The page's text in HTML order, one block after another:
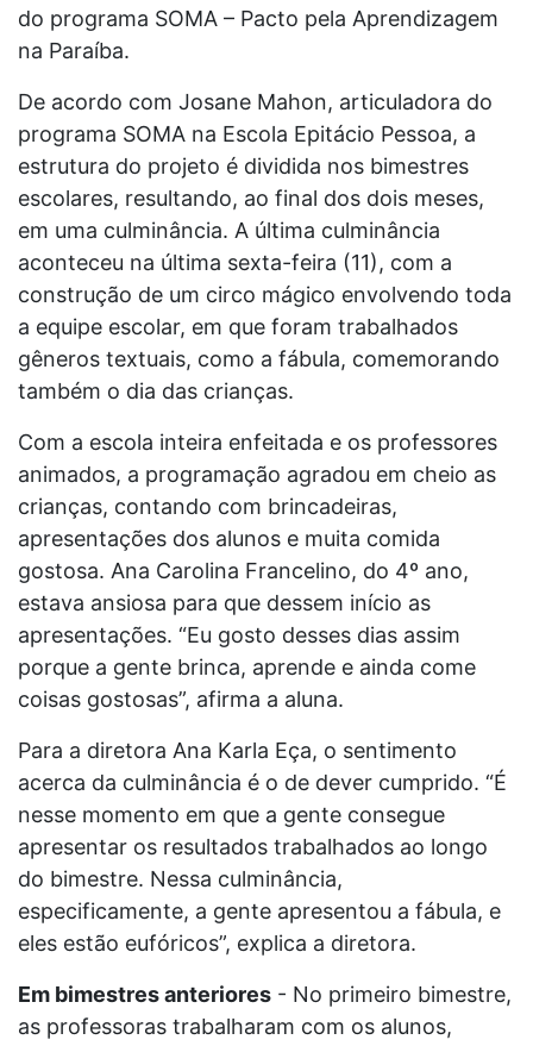
do programa SOMA – Pacto pela Aprendizagem
na Paraíba.
De acordo com Josane Mahon, articuladora do
programa SOMA na Escola Epitácio Pessoa, a
estrutura do projeto é dividida nos bimestres
escolares, resultando, ao final dos dois meses,
em uma culminância. A última culminância
aconteceu na última sexta-feira (11), com a
construção de um circo mágico envolvendo toda
a equipe escolar, em que foram trabalhados
gêneros textuais, como a fábula, comemorando
também o dia das crianças.
Com a escola inteira enfeitada e os professores
animados, a programação agradou em cheio as
crianças, contando com brincadeiras,
apresentações dos alunos e muita comida
gostosa. Ana Carolina Francelino, do 4º ano,
estava ansiosa para que dessem início as
apresentações. “Eu gosto desses dias assim
porque a gente brinca, aprende e ainda come
coisas gostosas”, afirma a aluna.
Para a diretora Ana Karla Eça, o sentimento
acerca da culminância é o de dever cumprido. “É
nesse momento em que a gente consegue
apresentar os resultados trabalhados ao longo
do bimestre. Nessa culminância,
especificamente, a gente apresentou a fábula, e
eles estão eufóricos”, explica a diretora.
Em bimestres anteriores - No primeiro bimestre,
as professoras trabalharam com os alunos,